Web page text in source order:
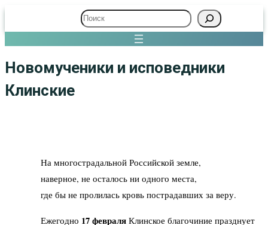
Поиск
Новомученики и исповедники
Клинские
На многострадальной Российской земле,
наверное, не осталось ни одного места,
где бы не пролилась кровь пострадавших за веру.
Ежегодно 17 февраля Клинское благочиние празднует